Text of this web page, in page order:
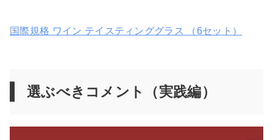
国際規格 ワイン テイスティンググラス （6セット）
選ぶべきコメント（実践編）